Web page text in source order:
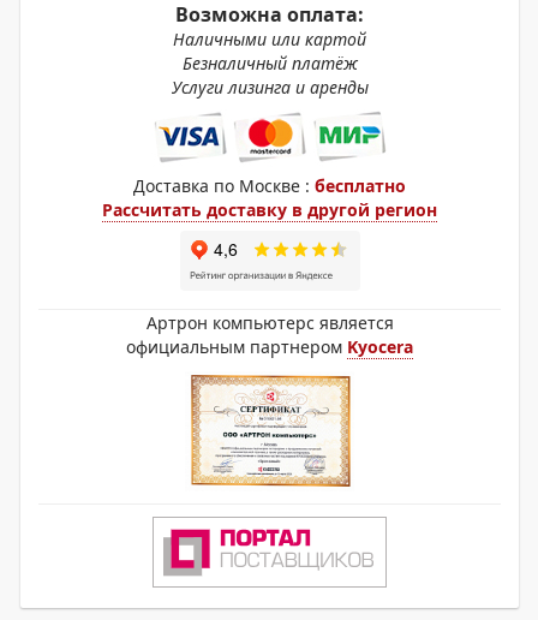
Возможна оплата:
Наличными или картой
Безналичный платёж
Услуги лизинга и аренды
Доставка по Москве : бесплатно
Рассчитать доставку в другой регион
Артрон компьютерс является
официальным партнером Kyocera